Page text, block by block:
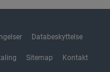
Databeskyttelse
Sitemap Kontakt